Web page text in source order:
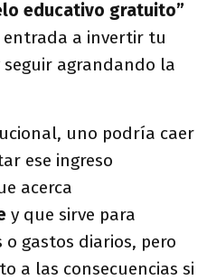
educativo gratuito”
a invertir tu
seguir agrandando la
uno podría caer
ese ingreso
acerca
y que sirve para
gastos diarios, pero
a las consecuencias si